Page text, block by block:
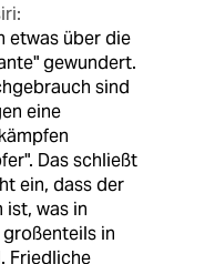
etwas über die
gewundert.
sind
eine
Das schließt
ein, dass der
was in
in
Friedliche